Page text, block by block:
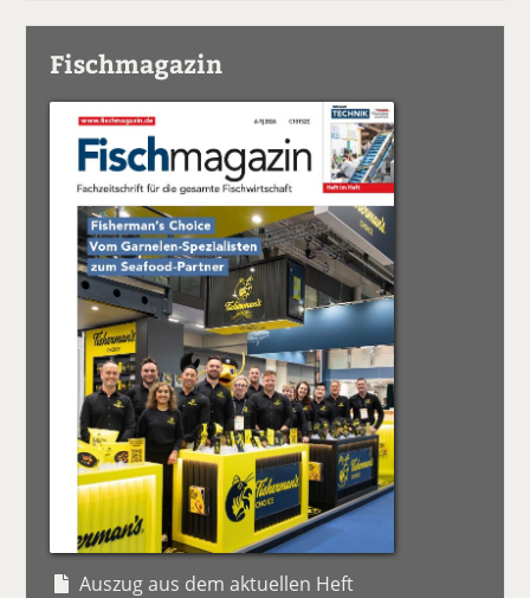
Fischmagazin
Auszug aus dem aktuellen Heft